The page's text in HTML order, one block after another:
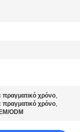
πραγματικό χρόνο,
πραγματικό χρόνο,
ODM